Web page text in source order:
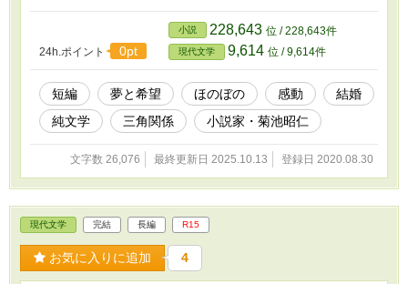
24h.ポイント 0pt
小説 228,643 位 / 228,643件
現代文学 9,614 位 / 9,614件
短編 夢と希望 ほのぼの 感動
結婚
純文学
三角関係 小説家・菊池昭仁
文字数 26,076 最終更新日 2025.10.13 登録日 2020.08.30
現代文学 完結 長編 R15
お気に入りに追加 4